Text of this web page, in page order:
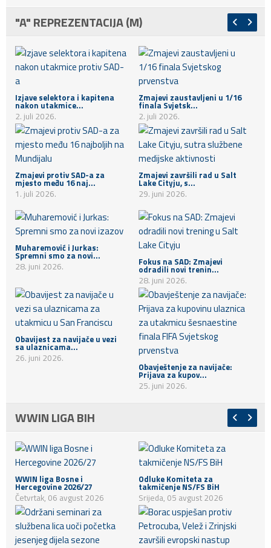
"A" REPREZENTACIJA (M)
Izjave selektora i kapitena
nakon utakmice...
2. juli 2026.
Zmajevi zaustavljeni u 1/16
finala Svjetsk...
2. juli 2026.
Zmajevi protiv SAD-a za
mjesto među 16 naj...
1. juli 2026.
Zmajevi završili rad u Salt
Lake Cityju, s...
29. juni 2026.
Muharemović i Jurkas:
Spremni smo za novi...
28. juni 2026.
Fokus na SAD: Zmajevi
odradili novi trenin...
28. juni 2026.
Obavijest za navijače u vezi
sa ulaznicama...
26. juni 2026.
Obavještenje za navijače:
Prijava za kupov...
25. juni 2026.
WWIN LIGA BIH
WWIN liga Bosne i
Hercegovine 2026/27
Četvrtak, 06 avgust 2026
Odluke Komiteta za
takmičenje NS/FS BiH
Srijeda, 05 avgust 2026